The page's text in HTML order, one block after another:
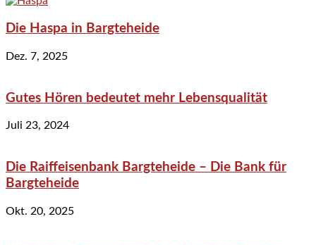
Die Haspa in Bargteheide
Dez. 7, 2025
Gutes Hören bedeutet mehr Lebensqualität
Juli 23, 2024
Die Raiffeisenbank Bargteheide – Die Bank für
Bargteheide
Okt. 20, 2025